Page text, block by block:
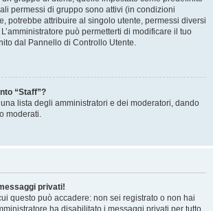
permessi di gruppo sono attivi (in condizioni
potrebbe attribuire al singolo utente, permessi diversi
può permetterti di modificare il tuo
dal Pannello di Controllo Utente.
“Staff”?
lista degli amministratori e dei moderatori, dando
moderati.
privati!
questo può accadere: non sei registrato o non hai
ha disabilitato i messaggi privati per tutto